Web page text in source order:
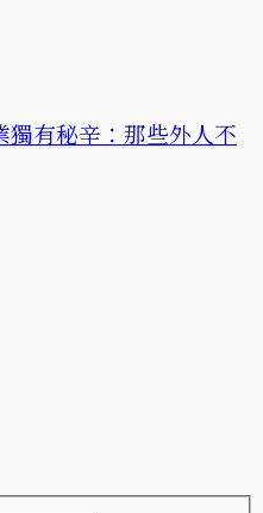
獨有秘辛：那些外人不